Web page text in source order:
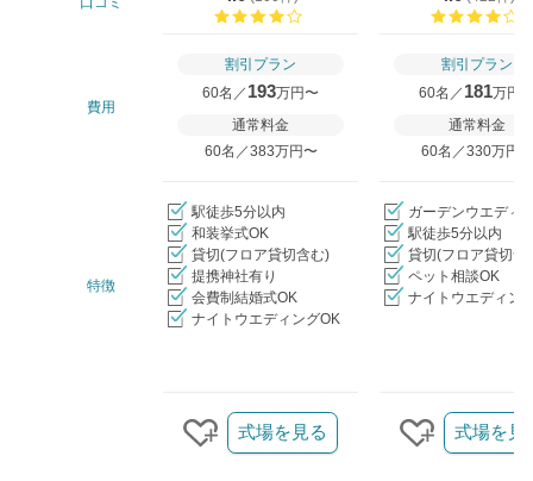
費用
割引プラン
60名／ 193万円〜
通常料金
60名／383万円〜
割引プラン
60名／ 181万円
通常料金
60名／330万円〜
特徴
駅徒歩5分以内
和装挙式OK
貸切(フロア貸切含む)
提携神社有り
会費制結婚式OK
ナイトウエディングOK
ガーデンウエディ
駅徒歩5分以内
貸切(フロア貸切含
ペット相談OK
ナイトウエディン
クリップする
式場を見る
クリップす
式場を見